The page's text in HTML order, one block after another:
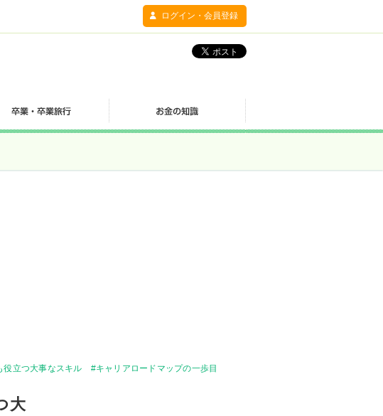
ログイン・会員登録
役立つ大事なスキル #キャリアロードマップの一歩目
大